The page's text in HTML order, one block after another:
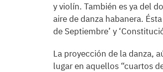
y violín. También es ya del
aire de danza habanera.
de Septiembre’ y
La proyección de la danza,
lugar en aquellos “cuartos